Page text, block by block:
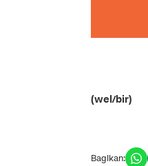
(wel/bir)
Bagikan: